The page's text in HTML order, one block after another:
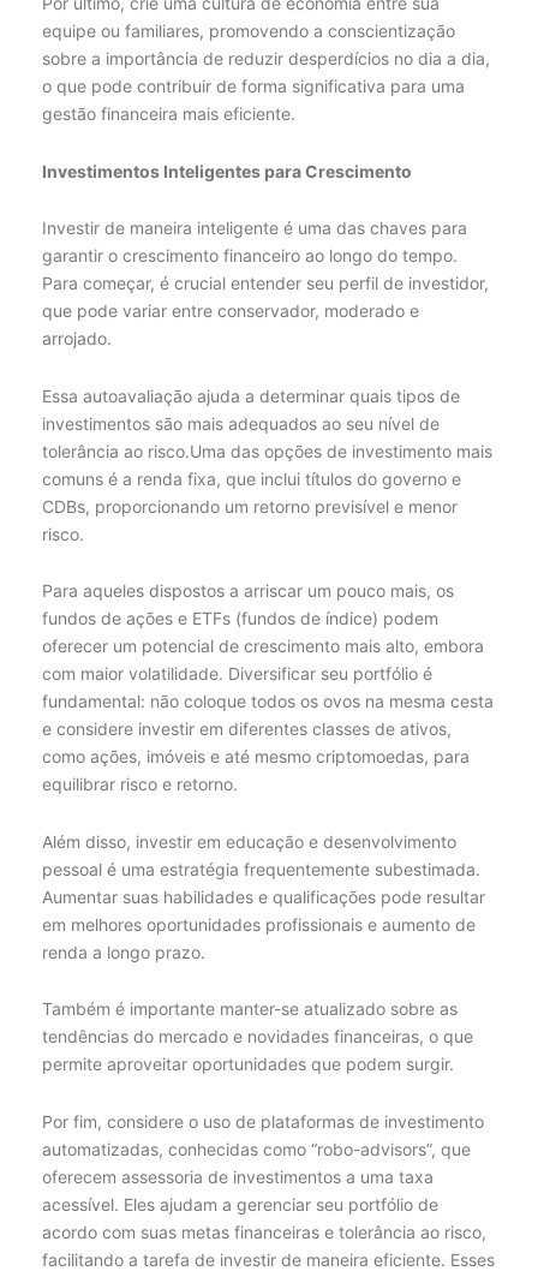
equipe ou familiares, promovendo a conscientização
sobre a importância de reduzir desperdícios no dia a dia,
o que pode contribuir de forma significativa para uma
gestão financeira mais eficiente.
Investimentos Inteligentes para Crescimento
Investir de maneira inteligente é uma das chaves para
garantir o crescimento financeiro ao longo do tempo.
Para começar, é crucial entender seu perfil de investidor,
que pode variar entre conservador, moderado e
arrojado.
Essa autoavaliação ajuda a determinar quais tipos de
investimentos são mais adequados ao seu nível de
tolerância ao risco.Uma das opções de investimento mais
comuns é a renda fixa, que inclui títulos do governo e
CDBs, proporcionando um retorno previsível e menor
risco.
Para aqueles dispostos a arriscar um pouco mais, os
fundos de ações e ETFs (fundos de índice) podem
oferecer um potencial de crescimento mais alto, embora
com maior volatilidade. Diversificar seu portfólio é
fundamental: não coloque todos os ovos na mesma cesta
e considere investir em diferentes classes de ativos,
como ações, imóveis e até mesmo criptomoedas, para
equilibrar risco e retorno.
Além disso, investir em educação e desenvolvimento
pessoal é uma estratégia frequentemente subestimada.
Aumentar suas habilidades e qualificações pode resultar
em melhores oportunidades profissionais e aumento de
renda a longo prazo.
Também é importante manter-se atualizado sobre as
tendências do mercado e novidades financeiras, o que
permite aproveitar oportunidades que podem surgir.
Por fim, considere o uso de plataformas de investimento
automatizadas, conhecidas como “robo-advisors”, que
oferecem assessoria de investimentos a uma taxa
acessível. Eles ajudam a gerenciar seu portfólio de
acordo com suas metas financeiras e tolerância ao risco,
facilitando a tarefa de investir de maneira eficiente. Esses